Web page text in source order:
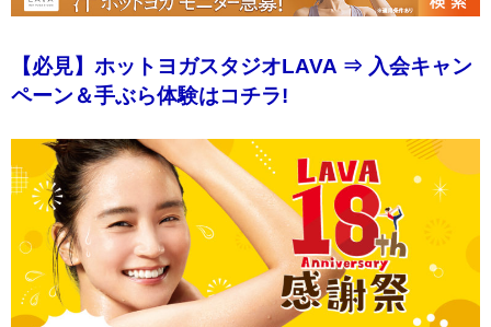
【必見】ホットヨガスタジオLAVA ⇒ 入会キャン
ペーン＆手ぶら体験はコチラ!